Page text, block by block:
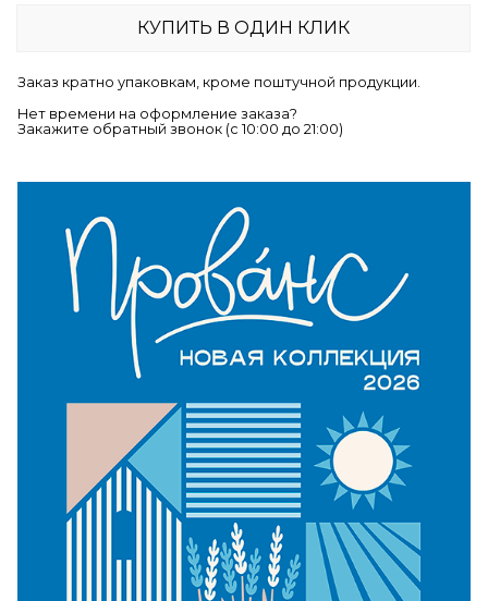
КУПИТЬ В ОДИН КЛИК
Заказ кратно упаковкам, кроме поштучной продукции.
Нет времени на оформление заказа?
Закажите обратный звонок (c 10:00 до 21:00)